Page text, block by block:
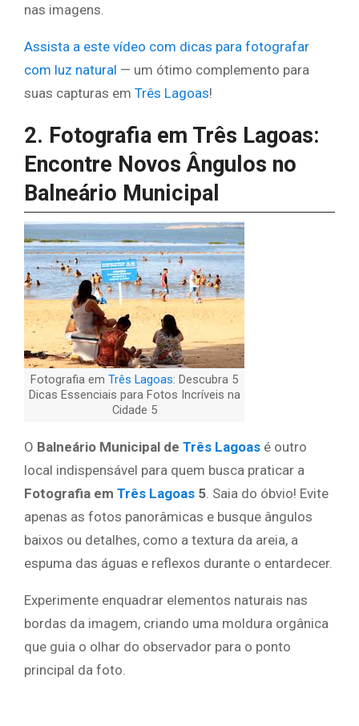
nas imagens.
Assista a este vídeo com dicas para fotografar
com luz natural — um ótimo complemento para
suas capturas em Três Lagoas!
2. Fotografia em Três Lagoas:
Encontre Novos Ângulos no
Balneário Municipal
Fotografia em Três Lagoas: Descubra 5
Dicas Essenciais para Fotos Incríveis na
Cidade 5
O Balneário Municipal de Três Lagoas é outro
local indispensável para quem busca praticar a
Fotografia em Três Lagoas 5 . Saia do óbvio! Evite
apenas as fotos panorâmicas e busque ângulos
baixos ou detalhes, como a textura da areia, a
espuma das águas e reflexos durante o entardecer.
Experimente enquadrar elementos naturais nas
bordas da imagem, criando uma moldura orgânica
que guia o olhar do observador para o ponto
principal da foto.